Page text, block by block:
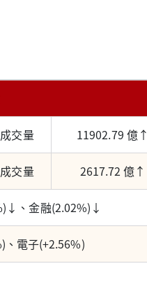
成交量 11902.79 億↑
成交量 2617.72 億↑
、金融(2.02%)↓
、電子(+2.56%)